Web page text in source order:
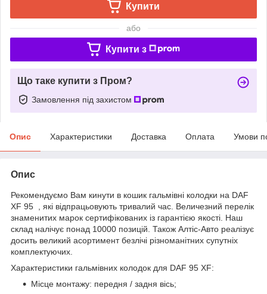
Купити
або
Купити з
Що таке купити з Пром?
Замовлення під захистом
Опис Характеристики Доставка Оплата Умови
Опис
Рекомендуємо Вам кинути в кошик гальмівні колодки на DAF
XF 95 , які відпрацьовують тривалий час. Величезний перелік
знаменитих марок сертифікованих із гарантією якості. Наш
склад налічує понад 10000 позицій. Також Алтіс-Авто реалізує
досить великий асортимент безлічі різноманітних супутніх
комплектуючих.
Характеристики гальмівних колодок для DAF 95 XF:
Місце монтажу: передня / задня вісь;